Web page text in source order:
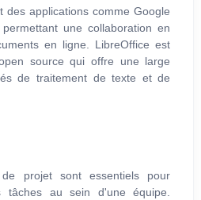
des applications comme Google
une collaboration en
en ligne. LibreOffice est
source qui offre une large
de traitement de texte et de
projet sont essentiels pour
tâches au sein d'une équipe.